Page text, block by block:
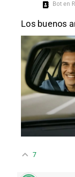
Bot en
Los buenos
7